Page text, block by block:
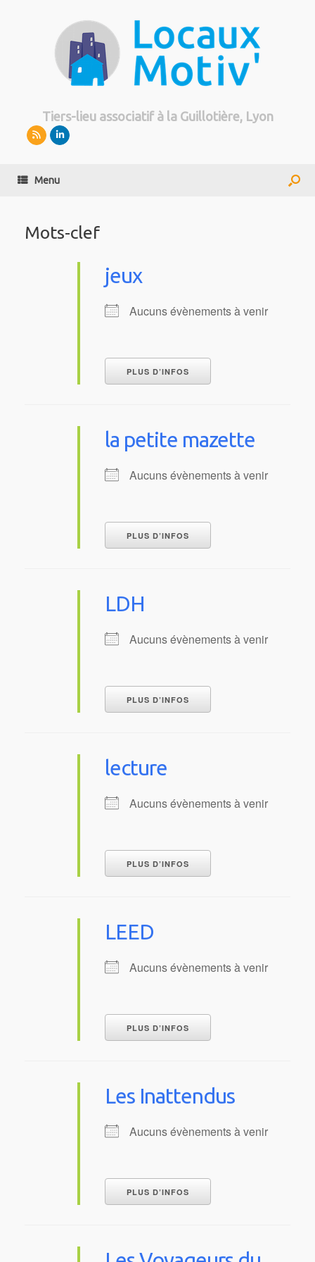
Tiers-lieu associatif à la Guillotière, Lyon
Menu
Mots-clef
jeux
Aucuns évènements à venir
PLUS D’INFOS
la petite mazette
Aucuns évènements à venir
PLUS D’INFOS
LDH
Aucuns évènements à venir
PLUS D’INFOS
lecture
Aucuns évènements à venir
PLUS D’INFOS
LEED
Aucuns évènements à venir
PLUS D’INFOS
Les Inattendus
Aucuns évènements à venir
PLUS D’INFOS